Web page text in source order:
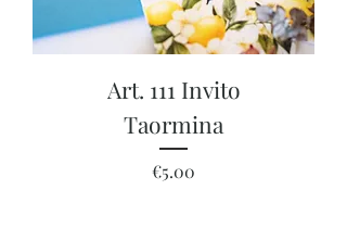
Art. 111 Invito
Taormina
Price
€5.00